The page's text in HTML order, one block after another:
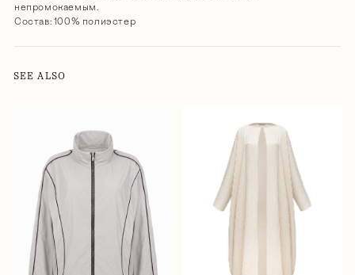
непромокаемым.
Состав: 100% полиэстер
SEE ALSO